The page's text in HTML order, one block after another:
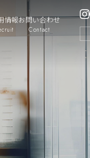
情報お問い合わせ
Contact